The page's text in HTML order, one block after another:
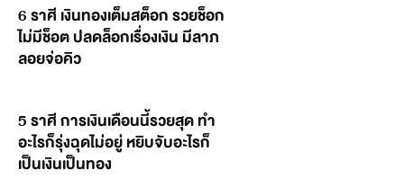
6 ราศี เงินทองเต็มสต็อก รวยช็อก
ไม่มีช็อต ปลดล็อกเรื่องเงิน มีลาภ
ลอยจ่อคิว
5 ราศี การเงินเดือนนี้รวยสุด ทำ
อะไรก็รุ่งฉุดไม่อยู่ หยิบจับอะไรก็
เป็นเงินเป็นทอง